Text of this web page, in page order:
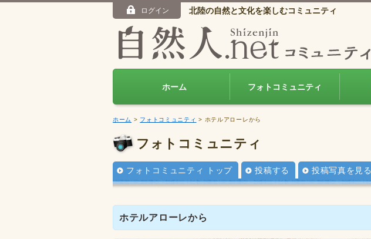
ログイン 北陸の自然と文化を楽しむコミュニティ
ホーム フォトコミュニティ
ホーム > フォトコミュニティ > ホテルアローレから
フォトコミュニティ
フォトコミュニティ トップ 投稿する 投稿写真を見る
ホテルアローレから